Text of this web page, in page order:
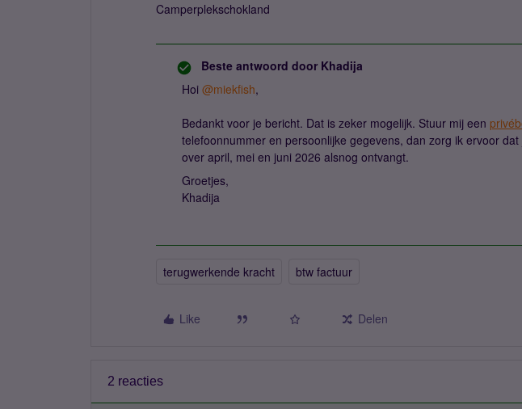
Camperplekschokland
Beste antwoord door Khadija
Hoi ​ @miekfish,
Bedankt voor je bericht. Dat is zeker mogelijk. Stuur mij een
telefoonnummer en persoonlijke gegevens, dan zorg ik ervoor
over april, mei en juni 2026 alsnog ontvangt.
Groetjes,
Khadija
terugwerkende kracht btw factuur
Like Delen
2 reacties